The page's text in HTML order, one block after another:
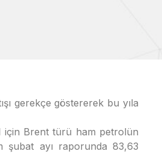
gerekçe göstererek bu yıla
için Brent türü ham petrolün
şubat ayı raporunda 83,63